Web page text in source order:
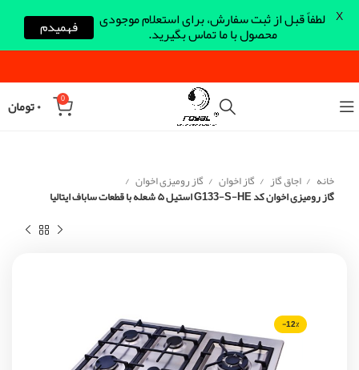
0 ۰تومان
خانه اجاق گاز گاز اخوان گاز رومیزی اخوان
گاز رومیزی اخوان کد G133-S-HE استیل ۵ شعله با قطعات ساباف ایتالیا
-12%
لطفاً قبل از ثبت سفارش، برای استعلام موجودی
محصول با ما تماس بگیرید. فهمیدم X